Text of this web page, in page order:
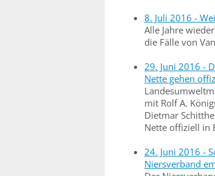
8. Juli 2016 -
Alle Jahre
die Fälle von
29. Juni 2016 -
Nette gehen
mit Rolf A.
Dietmar
Nette offiziell in
24. Juni 2016 -
Niersverband